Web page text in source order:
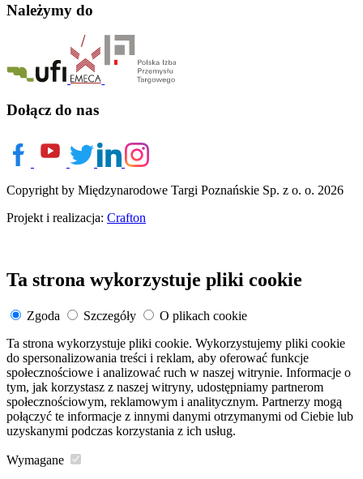
Należymy do
Dołącz do nas
Copyright by Międzynarodowe Targi Poznańskie Sp. z o. o. 2026
Projekt i realizacja: Crafton
Ta strona wykorzystuje pliki cookie
Zgoda Szczegóły
O plikach cookie
Ta strona wykorzystuje pliki cookie. Wykorzystujemy pliki cookie
do spersonalizowania treści i reklam, aby oferować funkcje
społecznościowe i analizować ruch w naszej witrynie. Informacje o
tym, jak korzystasz z naszej witryny, udostępniamy partnerom
społecznościowym, reklamowym i analitycznym. Partnerzy mogą
połączyć te informacje z innymi danymi otrzymanymi od Ciebie lub
uzyskanymi podczas korzystania z ich usług.
Wymagane